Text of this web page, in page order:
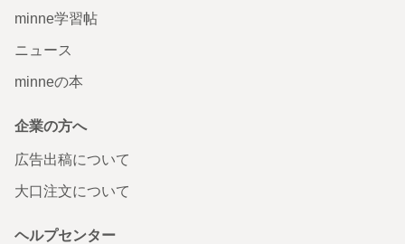
minne学習帖
ニュース
minneの本
企業の方へ
広告出稿について
大口注文について
ヘルプセンター